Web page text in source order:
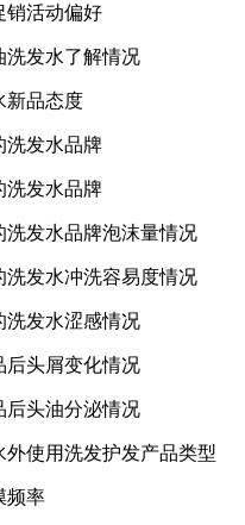
销活动偏好
洗发水了解情况
新品态度
洗发水品牌
洗发水品牌
洗发水品牌泡沫量情况
洗发水冲洗容易度情况
洗发水涩感情况
后头屑变化情况
后头油分泌情况
外使用洗发护发产品类型
频率